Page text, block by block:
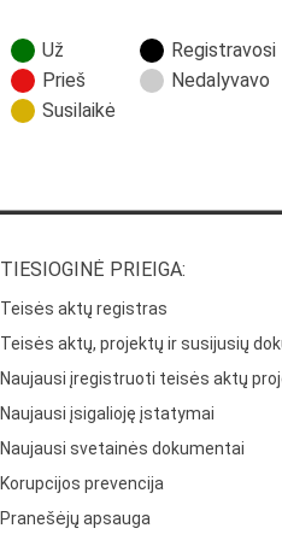
Už
Prieš
Susilaikė
Registravosi
Nedalyvavo
TIESIOGINĖ PRIEIGA:
Teisės aktų registras
Teisės aktų, projektų ir susijusių
Naujausi įregistruoti teisės aktų
Naujausi įsigalioję įstatymai
Naujausi svetainės dokumentai
Korupcijos prevencija
Pranešėjų apsauga